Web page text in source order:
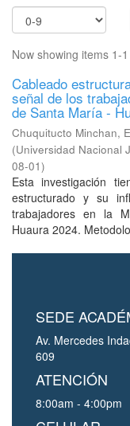
Now showing items 1-1
Cableado
señal de los
de Santa María -
Chuquitucto Minchan,
(Universidad Nacional
08-01)
Esta investigación
estructurado y su
trabajadores en la
Huaura 2024.
SEDE
Av. Mercedes
609
ATENCIÓN
8:00am - 4:00pm